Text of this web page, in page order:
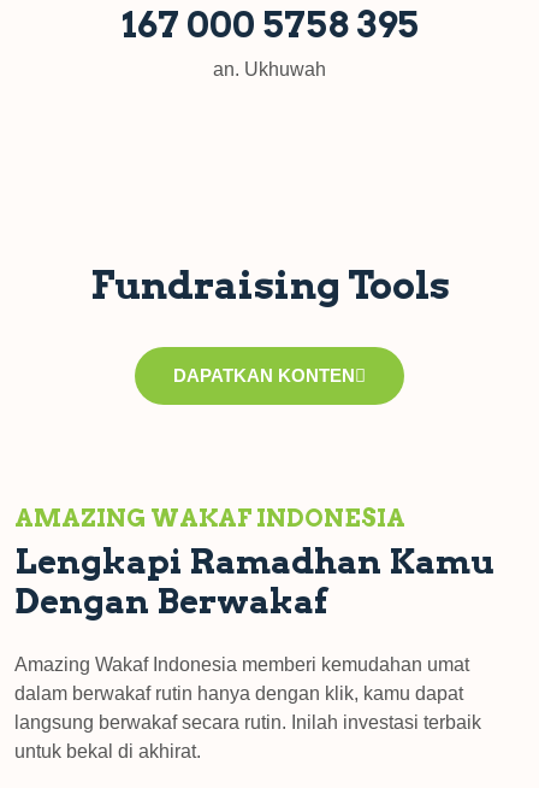
167 000 5758 395
an. Ukhuwah
Fundraising Tools
DAPATKAN KONTEN
AMAZING WAKAF INDONESIA
Lengkapi Ramadhan Kamu
Dengan Berwakaf
Amazing Wakaf Indonesia memberi kemudahan umat
dalam berwakaf rutin hanya dengan klik, kamu dapat
langsung berwakaf secara rutin. Inilah investasi terbaik
untuk bekal di akhirat.